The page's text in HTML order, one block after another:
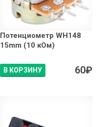
Потенциометр WH148
15mm (10 кОм)
В КОРЗИНУ 60₽